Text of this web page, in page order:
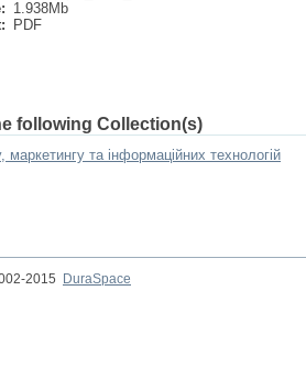
1.938Mb
PDF
following Collection(s)
та інформаційних технологій
2015
DuraSpace